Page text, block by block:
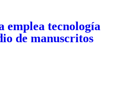
emplea tecnología
de manuscritos